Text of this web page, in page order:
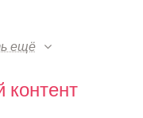
ещё
контент